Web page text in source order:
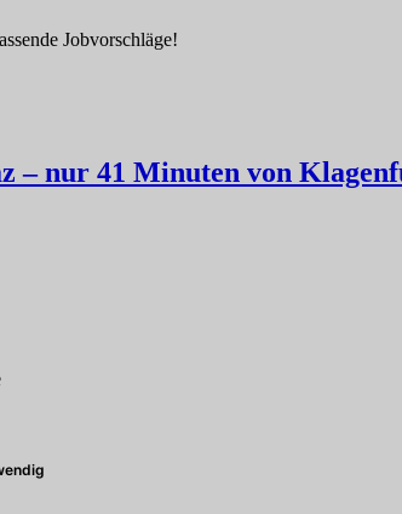
Jobvorschläge!
– nur 41 Minuten von